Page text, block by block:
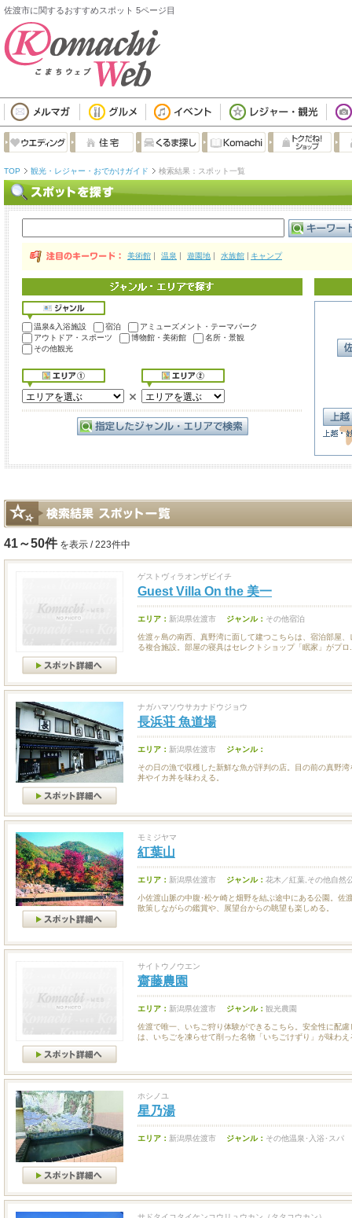
佐渡市に関するおすすめスポット 5ページ目
TOP 観光・レジャー・おでかけガイド 検索結果：スポット一覧
美術館 温泉 遊園地 水族館 キャンプ
温泉&入浴施設 宿泊
アミューズメント・テーマパーク
アウトドア・スポーツ
博物館・美術館
名所・景観
その他観光
41～50件 を表示 / 223件中
ゲストヴィラオンザビイチ
Guest Villa On the 美一
エリア： 新潟県佐渡市 ジャンル： その他宿泊
佐渡ヶ島の南西、真野湾に面して建つこちらは、宿泊部屋
る複合施設。部屋の寝具はセレクトショップ「眠家」がプロ
ナガハマソウサカナドウジョウ
長浜荘 魚道場
エリア： 新潟県佐渡市 ジャンル：
その日の漁で収穫した新鮮な魚が評判の店。目の前の真野
丼やイカ丼を味わえる。
モミジヤマ
紅葉山
エリア： 新潟県佐渡市 ジャンル： 花木／紅葉,その他自然
小佐渡山脈の中腹･松ケ崎と畑野を結ぶ途中にある公園。佐
散策しながらの鑑賞や、展望台からの眺望も楽しめる。
サイトウノウエン
齋藤農園
エリア： 新潟県佐渡市 ジャンル： 観光農園
佐渡で唯一、いちご狩り体験ができるこちら。安全性に配
は、いちごを凍らせて削った名物「いちごけずり」が味わえ
ホシノユ
星乃湯
エリア： 新潟県佐渡市 ジャンル： その他温泉･入浴･スパ